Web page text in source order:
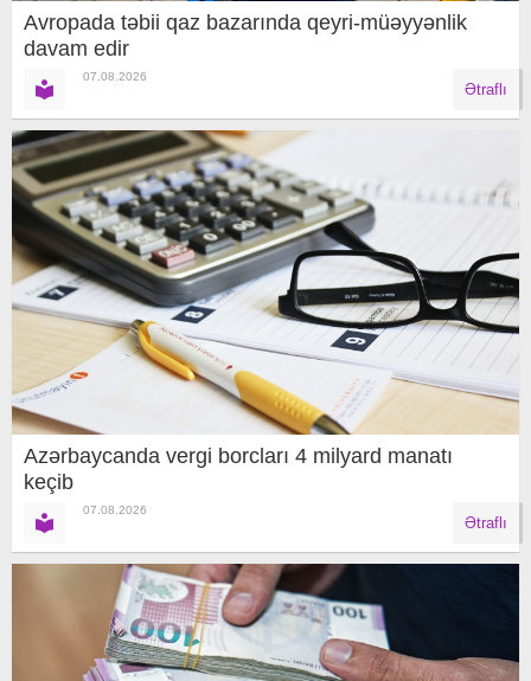
Avropada təbii qaz bazarında qeyri-müəyyənlik
davam edir
07.08.2026
Ətraflı
Azərbaycanda vergi borcları 4 milyard manatı
keçib
07.08.2026
Ətraflı